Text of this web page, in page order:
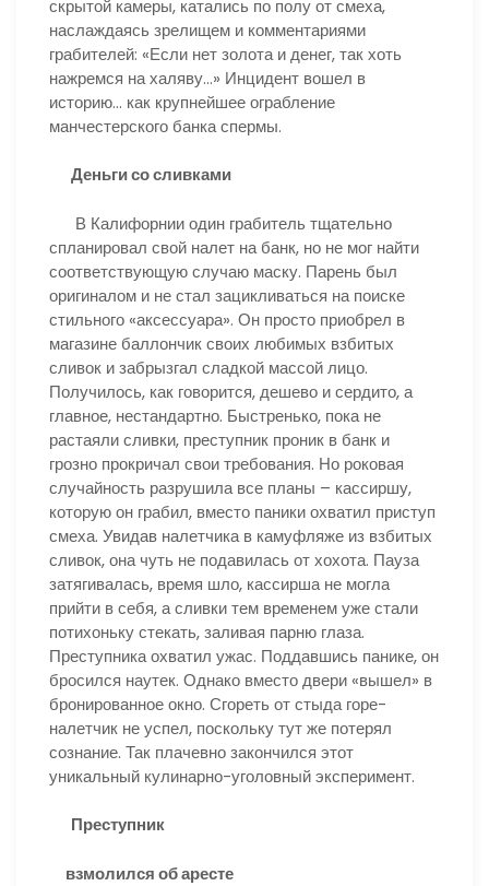
скрытой камеры, катались по полу от смеха,
наслаждаясь зрелищем и комментариями
грабителей: «Если нет золота и денег, так хоть
нажремся на халяву…» Инцидент вошел в
историю… как крупнейшее ограбление
манчестерского банка спермы.
Деньги со сливками
В Калифорнии один грабитель тщательно
спланировал свой налет на банк, но не мог найти
соответствующую случаю маску. Парень был
оригиналом и не стал зацикливаться на поиске
стильного «аксессуара». Он просто приобрел в
магазине баллончик своих любимых взбитых
сливок и забрызгал сладкой массой лицо.
Получилось, как говорится, дешево и сердито, а
главное, нестандартно. Быстренько, пока не
растаяли сливки, преступник проник в банк и
грозно прокричал свои требования. Но роковая
случайность разрушила все планы – кассиршу,
которую он грабил, вместо паники охватил приступ
смеха. Увидав налетчика в камуфляже из взбитых
сливок, она чуть не подавилась от хохота. Пауза
затягивалась, время шло, кассирша не могла
прийти в себя, а сливки тем временем уже стали
потихоньку стекать, заливая парню глаза.
Преступника охватил ужас. Поддавшись панике, он
бросился наутек. Однако вместо двери «вышел» в
бронированное окно. Сгореть от стыда горе-
налетчик не успел, поскольку тут же потерял
сознание. Так плачевно закончился этот
уникальный кулинарно-уголовный эксперимент.
Преступник
взмолился об аресте